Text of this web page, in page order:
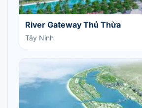
River Gateway Thủ Thừa
Tây Ninh